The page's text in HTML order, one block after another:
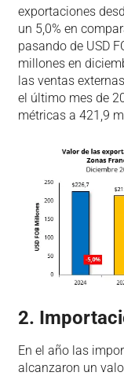
exportaciones
un 5,0% en
pasando de USD
millones en
las ventas
el último mes de
métricas a 421,9
2.
En el año las
alcanzaron un